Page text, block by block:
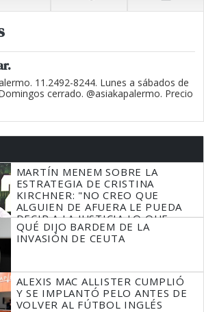
11.2492-8244. Lunes a sábados de
cerrado. @asiakapalermo. Precio
MARTÍN MENEM SOBRE LA
ESTRATEGIA DE CRISTINA
KIRCHNER: "NO CREO QUE
ALGUIEN DE AFUERA LE PUEDA
DECIR A LA JUSTICIA LO QUE
TIENE QUE HACER"
QUÉ DIJO BARDEM DE LA
INVASIÓN DE CEUTA
ALEXIS MAC ALLISTER CUMPLIÓ
Y SE IMPLANTÓ PELO ANTES DE
VOLVER AL FÚTBOL INGLÉS